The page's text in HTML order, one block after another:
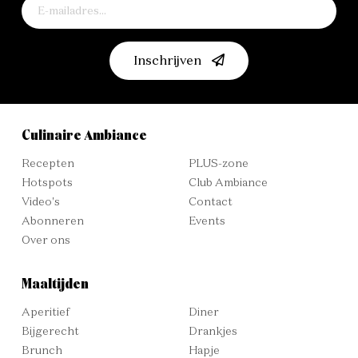
Inschrijven
Culinaire Ambiance
Recepten
Hotspots
Video's
Abonneren
Over ons
PLUS-zone
Club Ambiance
Contact
Events
Maaltijden
Aperitief
Bijgerecht
Brunch
Diner
Drankjes
Hapje